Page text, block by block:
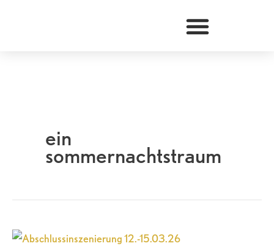
ein
sommernachtstraum
Abschlussinszenierung